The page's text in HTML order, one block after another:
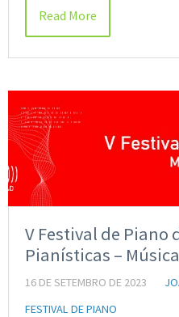
Read More
V Festival de Piano
Pianísticas –
16 DE SETEMBRO DE 2023
FESTIVAL DE PIANO